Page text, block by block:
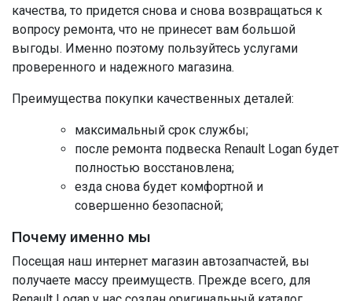
качества, то придется снова и снова возвращаться к
вопросу ремонта, что не принесет вам большой
выгоды. Именно поэтому пользуйтесь услугами
проверенного и надежного магазина.
Преимущества покупки качественных деталей:
максимальный срок службы;
после ремонта подвеска Renault Logan будет
полностью восстановлена;
езда снова будет комфортной и
совершенно безопасной;
Почему именно мы
Посещая наш интернет магазин автозапчастей, вы
получаете массу преимуществ. Прежде всего, для